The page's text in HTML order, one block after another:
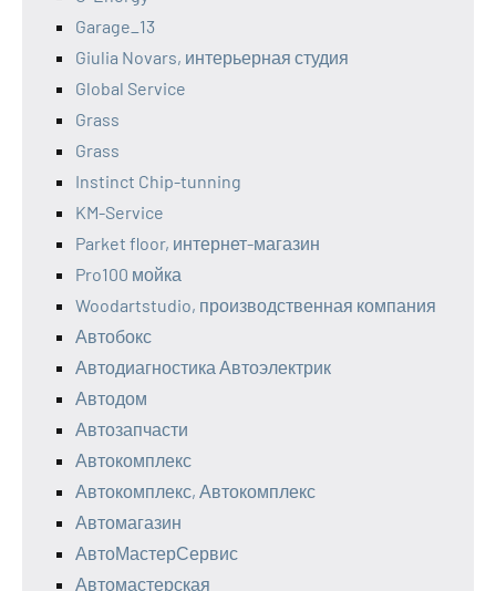
Garage_13
Giulia Novars, интерьерная студия
Global Service
Grass
Grass
Instinct Chip-tunning
KM-Service
Parket floor, интернет-магазин
Pro100 мойка
Woodartstudio, производственная компания
Автобокс
Автодиагностика Автоэлектрик
Автодом
Автозапчасти
Автокомплекс
Автокомплекс, Автокомплекс
Автомагазин
АвтоМастерСервис
Автомастерская